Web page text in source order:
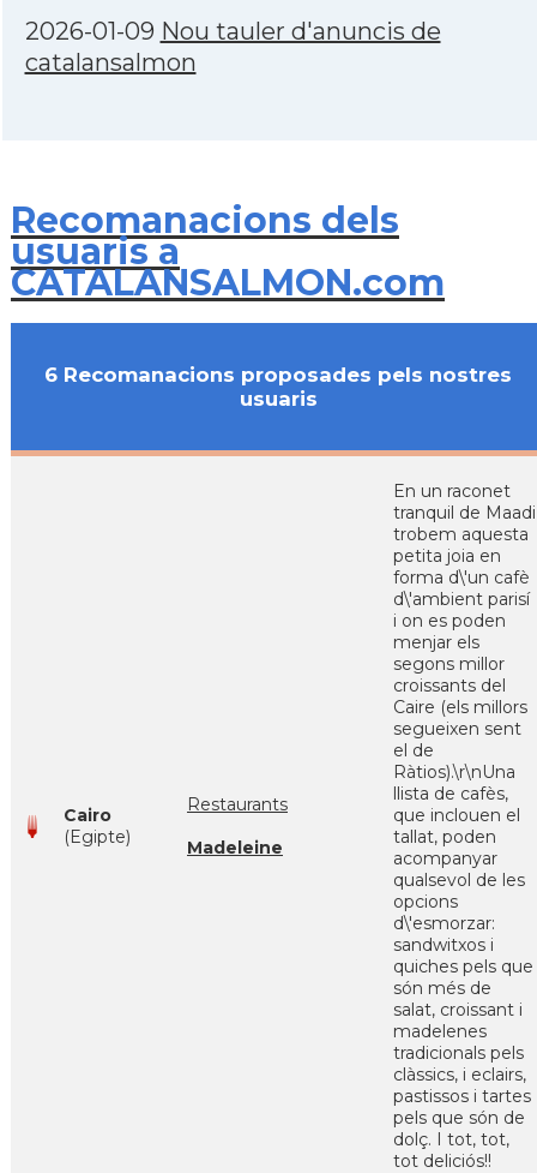
2026-01-09 Nou tauler d'anuncis de
catalansalmon
Recomanacions dels
usuaris a
CATALANSALMON.com
6 Recomanacions proposades pels nostres
usuaris
Cairo
(Egipte)
Restaurants
Madeleine
En un raconet
tranquil de Maadi
trobem aquesta
petita joia en
forma d\'un cafè
d\'ambient parisí
i on es poden
menjar els
segons millor
croissants del
Caire (els millors
segueixen sent
el de
Ràtios).\r\nUna
llista de cafès,
que inclouen el
tallat, poden
acompanyar
qualsevol de les
opcions
d\'esmorzar:
sandwitxos i
quiches pels que
són més de
salat, croissant i
madelenes
tradicionals pels
clàssics, i eclairs,
pastissos i tartes
pels que són de
dolç. I tot, tot,
tot deliciós!!